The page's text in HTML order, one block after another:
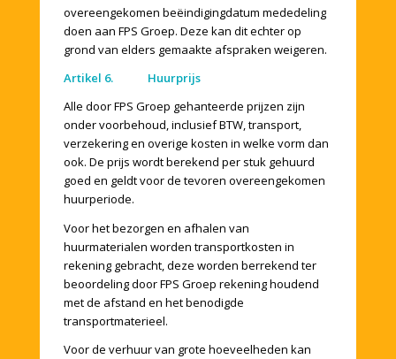
overeengekomen beëindigingdatum mededeling
doen aan FPS Groep. Deze kan dit echter op
grond van elders gemaakte afspraken weigeren.
Artikel 6. Huurprijs
Alle door FPS Groep gehanteerde prijzen zijn
onder voorbehoud, inclusief BTW, transport,
verzekering en overige kosten in welke vorm dan
ook. De prijs wordt berekend per stuk gehuurd
goed en geldt voor de tevoren overeengekomen
huurperiode.
Voor het bezorgen en afhalen van
huurmaterialen worden transportkosten in
rekening gebracht, deze worden berrekend ter
beoordeling door FPS Groep rekening houdend
met de afstand en het benodigde
transportmaterieel.
Voor de verhuur van grote hoeveelheden kan